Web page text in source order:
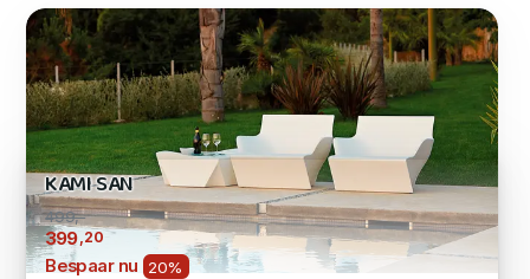
KAMI SAN
499,-
399 ,20
Bespaar nu
20%